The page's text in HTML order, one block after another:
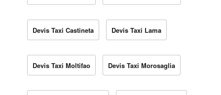
Devis Taxi Castineta Devis Taxi Lama
Devis Taxi Moltifao Devis Taxi Morosaglia